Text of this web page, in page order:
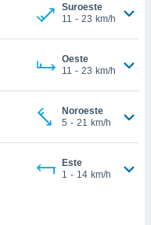
Suroeste
11 - 23 km/h
Oeste
11 - 23 km/h
Noroeste
5 - 21 km/h
Este
1 - 14 km/h